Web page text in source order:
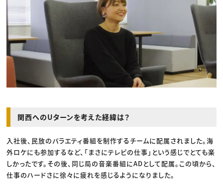
関西へのUターンを考えた経緯は？
入社後、民放のバラエティ番組を制作するチームに配属されました。海
外ロケにも参加するなど、「まさにテレビの仕事」という感じでとても楽
しかったです。その後、同じ局の音楽番組にADとして配属。この頃から、
仕事のハードさに徐々に疲れを感じるようになりました。